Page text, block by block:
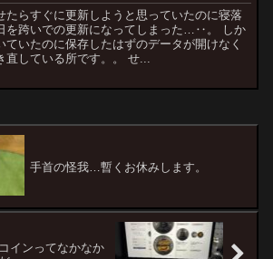
たらすぐに更新しようと思っていたのに寝落
を跨いでの更新になってしまった…‥。 しか
ていたのに保存したはずのデータが開けなく
直している所です。。 せ...
手首の怪我…暫くお休みします。
インってなかなか